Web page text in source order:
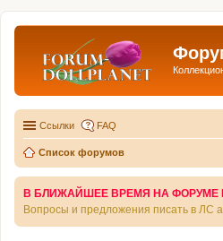
Ссылки FAQ
Список форумов
В БЛИЖАЙШЕЕ ВРЕМЯ НА ФОРУМЕ
Вопросы и предложения писать в ЛС